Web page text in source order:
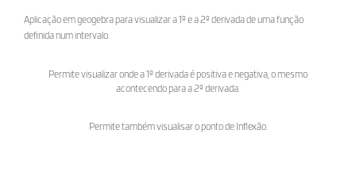
Aplicação em geogebra para visualizar a 1º e a 2º derivada de uma função
definida num intervalo.
Permite visualizar onde a 1º derivada é positiva e negativa, o mesmo
acontecendo para a 2º derivada.
Permite também visualisar o ponto de Inflexão.